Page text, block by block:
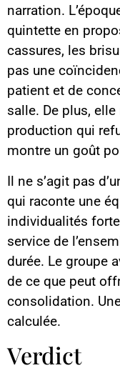
narration.
quintette en
cassures, les
pas une
patient et de
salle. De plus,
production qui
montre un goût
Il ne s’agit pas
qui raconte une
individualités
service de
durée. Le groupe
de ce que peut
consolidation.
calculée.
Verdict